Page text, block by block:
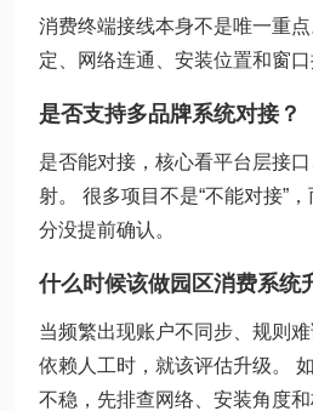
消费终端接线本身不是唯一重
定、网络连通、安装位置和窗口
是否支持多品牌系统对接？
是否能对接，核心看平台层接
射。 很多项目不是“不能对接”
分没提前确认。
什么时候该做园区消费系统
当频繁出现账户不同步、规则
依赖人工时，就该评估升级。
不稳，先排查网络、安装角度和